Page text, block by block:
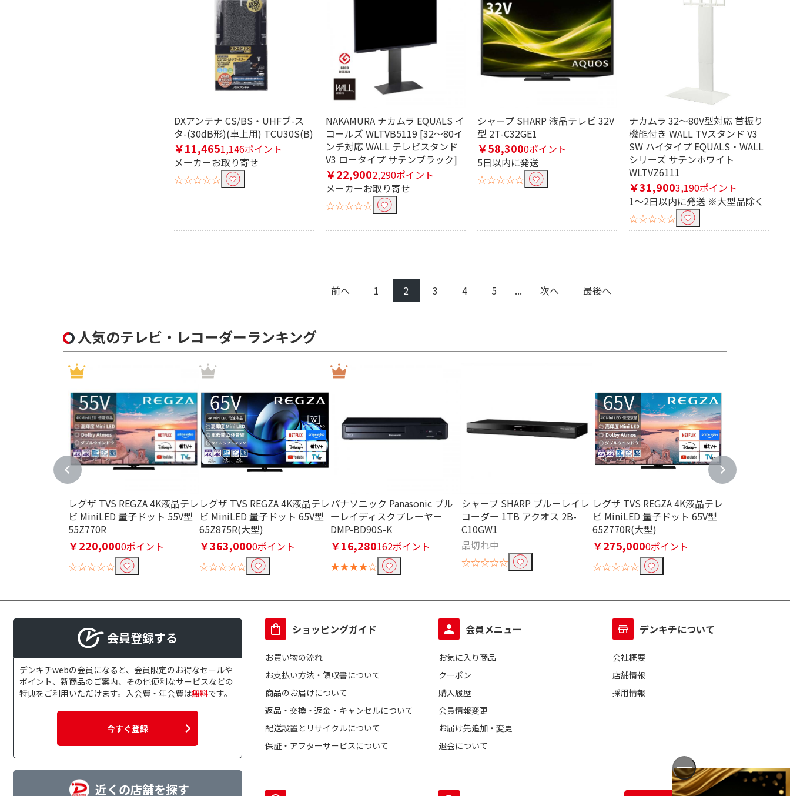
DXアンテナ CS/BS・UHFブ-ス
タ-(30dB形)(卓上用) TCU30S(B)
￥11,4651,146ポイント
メーカーお取り寄せ
☆☆☆☆☆
NAKAMURA ナカムラ EQUALS イ
コールズ WLTVB5119 [32～80イ
ンチ対応 WALL テレビスタンド
V3 ロータイプ サテンブラック]
￥22,9002,290ポイント
メーカーお取り寄せ
☆☆☆☆☆
シャープ SHARP 液晶テレビ 32V
型 2T-C32GE1
￥58,3000ポイント
5日以内に発送
☆☆☆☆☆
ナカムラ 32～80V型対応 首振り
機能付き WALL TVスタンド V3
SW ハイタイプ EQUALS・WALL
シリーズ サテンホワイト
WLTVZ6111
￥31,9003,190ポイント
1～2日以内に発送 ※大型品除く
☆☆☆☆☆
前へ 1 2 3 4 5 ... 次へ 最後へ
Bluetooth対応で絞り込む
Wi-Fiで絞り込む
Wi-Fi非対応
ハイビジョン
内蔵チューナーで絞り込む
HDD容量で絞り込む
6TB 4TB 3TB 2TB 1TB
同時録画で絞り込む
外付 USB HDD録画で絞り込む
外付 USB HDD録画対
応(SeeQVault)
スマートフォン対応で絞り込む
Ultra HDブルーレイで絞り込む
Ultra HDブルーレイ
Ultra HDブルーレイ
LANで絞り込む
3Dで絞り込む
3D非対応
ドルビー音源で絞り込む
人気のテレビ・レコーダーランキング
レグザ TVS REGZA 4K液晶テレ
ビ MiniLED 量子ドット 55V型
55Z770R
￥220,0000ポイント
☆☆☆☆☆
レグザ TVS REGZA 4K液晶テレ
ビ MiniLED 量子ドット 65V型
65Z875R(大型)
￥363,0000ポイント
☆☆☆☆☆
パナソニック Panasonic ブル
ーレイディスクプレーヤー
DMP-BD90S-K
￥16,280162ポイント
★★★★☆
シャープ SHARP ブルーレイレ
コーダー 1TB アクオス 2B-
C10GW1
品切れ中
☆☆☆☆☆
レグザ TVS REGZA 4K液晶テレ
ビ MiniLED 量子ドット 65V型
65Z770R(大型)
￥275,0000ポイント
☆☆☆☆☆
会員登録する
デンキチwebの会員になると、会員限定のお得なセールや
ポイント、新商品のご案内、その他便利なサービスなどの
特典をご利用いただけます。入会費・年会費は無料です。
今すぐ登録
近くの店舗を探す
ショッピングガイド
お買い物の流れ
お支払い方法・領収書について
商品のお届けについて
返品・交換・返金・キャンセルについて
配送設置とリサイクルについて
保証・アフターサービスについて
会員メニュー
お気に入り商品
クーポン
購入履歴
会員情報変更
お届け先追加・変更
退会について
デンキチについて
会社概要
店舗情報
採用情報